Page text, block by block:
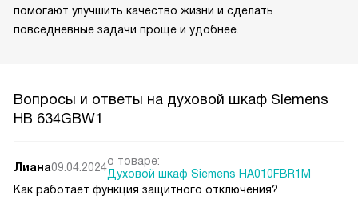
помогают улучшить качество жизни и сделать
повседневные задачи проще и удобнее.
Вопросы и ответы на духовой шкаф Siemens
HB 634GBW1
Лиана09.04.2024о товаре:
Духовой шкаф Siemens HA010FBR1M
Как работает функция защитного отключения?